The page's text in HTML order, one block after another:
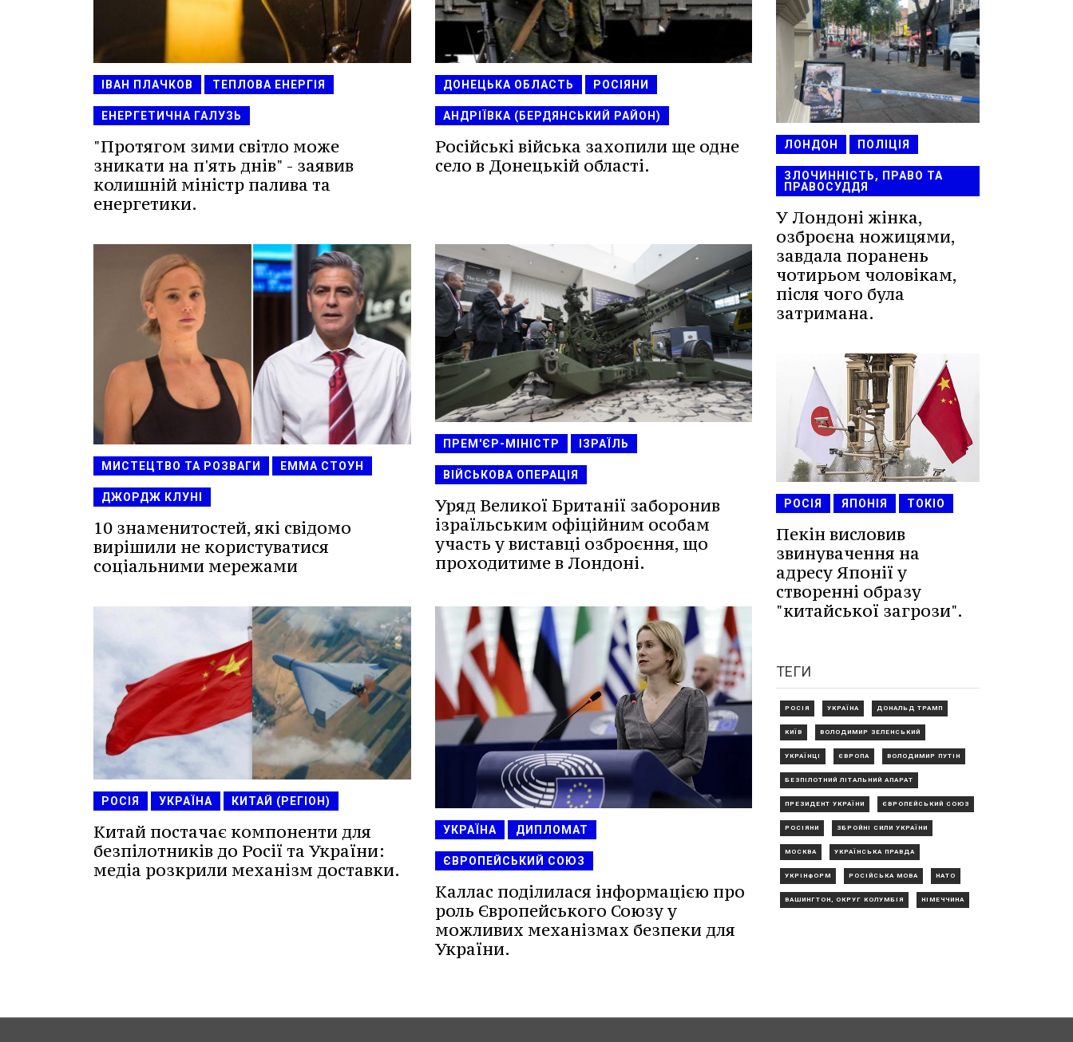
ІВАН ПЛАЧКОВ ТЕПЛОВА ЕНЕРГІЯ
ЕНЕРГЕТИЧНА ГАЛУЗЬ
"Протягом зими світло може
зникати на п'ять днів" - заявив
колишній міністр палива та
енергетики.
ДОНЕЦЬКА ОБЛАСТЬ РОСІЯНИ
АНДРІЇВКА (БЕРДЯНСЬКИЙ РАЙОН)
Російські війська захопили ще одне
село в Донецькій області.
МИСТЕЦТВО ТА РОЗВАГИ ЕММА СТОУН
ДЖОРДЖ КЛУНІ
10 знаменитостей, які свідомо
вирішили не користуватися
соціальними мережами
ПРЕМ'ЄР-МІНІСТР ІЗРАЇЛЬ
ВІЙСЬКОВА ОПЕРАЦІЯ
Уряд Великої Британії заборонив
ізраїльським офіційним особам
участь у виставці озброєння, що
проходитиме в Лондоні.
РОСІЯ УКРАЇНА КИТАЙ (РЕГІОН)
Китай постачає компоненти для
безпілотників до Росії та України:
медіа розкрили механізм доставки.
УКРАЇНА ДИПЛОМАТ
ЄВРОПЕЙСЬКИЙ СОЮЗ
Каллас поділилася інформацією про
роль Європейського Союзу у
можливих механізмах безпеки для
України.
ЛОНДОН ПОЛІЦІЯ
ЗЛОЧИННІСТЬ, ПРАВО ТА
ПРАВОСУДДЯ
У Лондоні жінка,
озброєна ножицями,
завдала поранень
чотирьом чоловікам,
після чого була
затримана.
РОСІЯ ЯПОНІЯ ТОКІО
Пекін висловив
звинувачення на
адресу Японії у
створенні образу
"китайської загрози".
ТЕГИ
РОСІЯ УКРАЇНА ДОНАЛЬД ТРАМП
КИЇВ ВОЛОДИМИР ЗЕЛЕНСЬКИЙ
УКРАЇНЦІ ЄВРОПА ВОЛОДИМИР ПУТІН
БЕЗПІЛОТНИЙ ЛІТАЛЬНИЙ АПАРАТ
ПРЕЗИДЕНТ УКРАЇНИ ЄВРОПЕЙСЬКИЙ СОЮЗ
РОСІЯНИ ЗБРОЙНІ СИЛИ УКРАЇНИ
МОСКВА УКРАЇНСЬКА ПРАВДА
УКРІНФОРМ РОСІЙСЬКА МОВА НАТО
ВАШИНГТОН, ОКРУГ КОЛУМБІЯ НІМЕЧЧИНА